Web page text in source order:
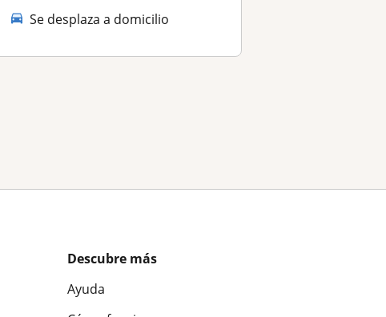
Se desplaza a domicilio
Descubre más
Ayuda